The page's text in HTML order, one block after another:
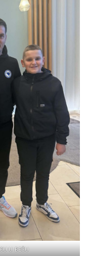
U BEČU